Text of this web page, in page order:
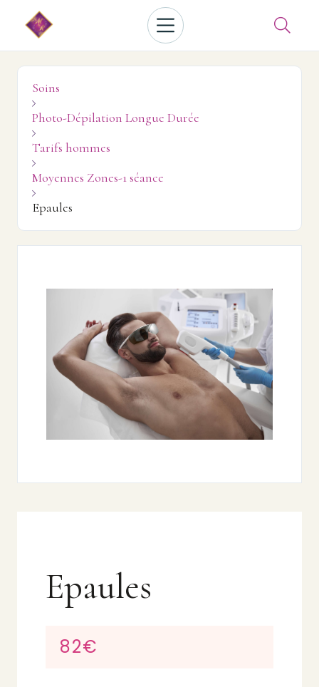

Soins

Photo-Dépilation Longue Durée

Tarifs hommes

Moyennes Zones-1 séance

Epaules
Epaules
82€